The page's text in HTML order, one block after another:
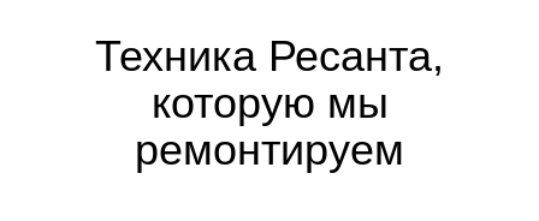
Техника Ресанта,
которую мы
ремонтируем